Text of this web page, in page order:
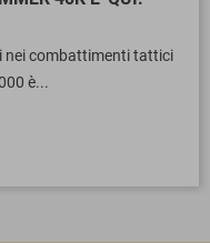
nei combattimenti tattici
è...